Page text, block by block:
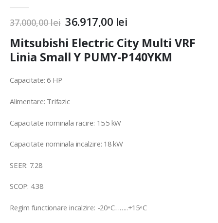
37.000,00lei 36.917,00 lei
Mitsubishi Electric City Multi VRF
Linia Small Y PUMY-P140YKM
Capacitate: 6 HP
Alimentare: Trifazic
Capacitate nominala racire: 15.5 kW
Capacitate nominala incalzire: 18 kW
SEER: 7.28
SCOP: 4.38
Regim functionare incalzire: -20°C……..+15°C